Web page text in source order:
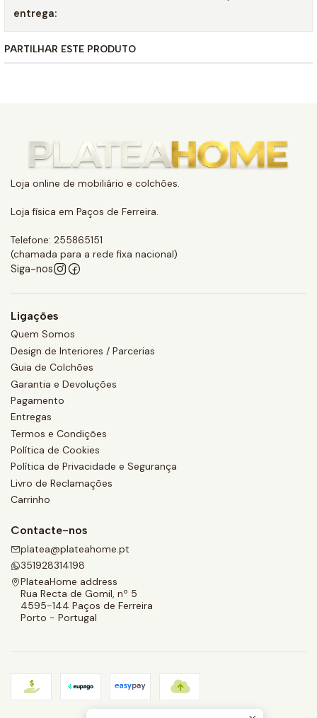
entrega:
PARTILHAR ESTE PRODUTO
Loja online de mobiliário e colchões.
Loja física em Paços de Ferreira.
Telefone: 255865151
(chamada para a rede fixa nacional)
Siga-nos
Ligações
Quem Somos
Design de Interiores / Parcerias
Guia de Colchões
Garantia e Devoluções
Pagamento
Entregas
Termos e Condições
Política de Cookies
Política de Privacidade e Segurança
Livro de Reclamações
Carrinho
Contacte-nos
platea@plateahome.pt
351928314198
PlateaHome address
Rua Recta de Gomil, nº 5
4595-144 Paços de Ferreira
Porto - Portugal